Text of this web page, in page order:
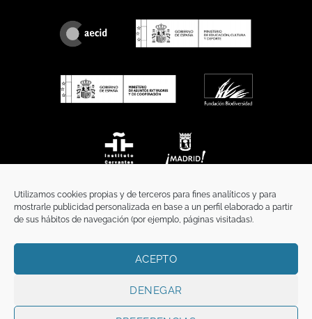
Utilizamos cookies propias y de terceros para fines analíticos y para
mostrarle publicidad personalizada en base a un perfil elaborado a partir
de sus hábitos de navegación (por ejemplo, páginas visitadas).
ACEPTO
DENEGAR
TÉRMINOS Y CONDICIONES
Copyright 2026 ©FunciFUNCI es titular de los derechos de propiedad